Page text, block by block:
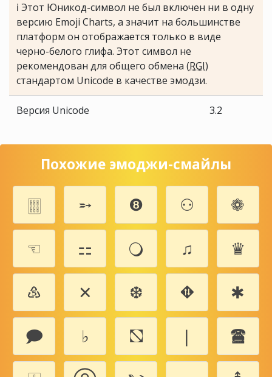
ℹ Этот Юникод-символ не был включен ни в одну
версию Emoji Charts, а значит на большинстве
платформ он отображается только в виде
черно-белого глифа. Этот символ не
рекомендован для общего обмена (RGI)
стандартом Unicode в качестве эмодзи.
Версия Unicode 3.2
Похожие эмоджи-смайлы
🀕 ➵ ❽ ⚇
❁
☜
⚏ 🔾 ♫
♛
♷
✕ ❆ ⛖
✱
🗩
♭ ⛞ ❘
🖀